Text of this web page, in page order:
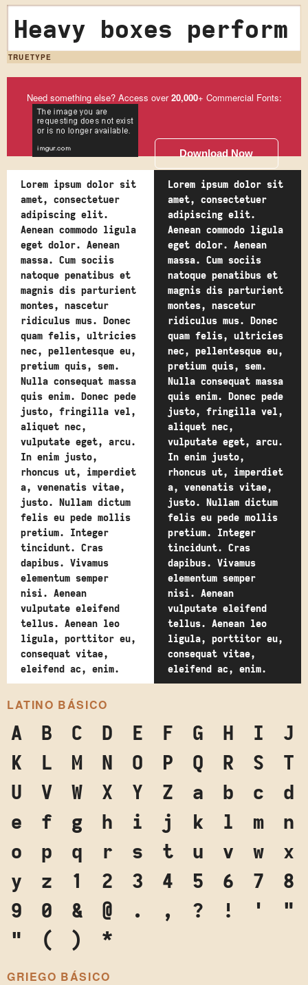
Heavy boxes
TRUETYPE
Need something else? Access over20,000+ Commercial Fonts:
Download Now
Lorem ipsum dolor sit
amet, consectetuer
adipiscing elit.
Aenean commodo ligula
eget dolor. Aenean
massa. Cum sociis
natoque penatibus et
magnis dis parturient
montes, nascetur
ridiculus mus. Donec
quam felis, ultricies
nec, pellentesque eu,
pretium quis, sem.
Nulla consequat massa
quis enim. Donec pede
justo, fringilla vel,
aliquet nec,
vulputate eget, arcu.
In enim justo,
rhoncus ut, imperdiet
a, venenatis vitae,
justo. Nullam dictum
felis eu pede mollis
pretium. Integer
tincidunt. Cras
dapibus. Vivamus
elementum semper
nisi. Aenean
vulputate eleifend
tellus. Aenean leo
ligula, porttitor eu,
consequat vitae,
eleifend ac, enim.
Lorem ipsum dolor sit
amet, consectetuer
adipiscing elit.
Aenean commodo ligula
eget dolor. Aenean
massa. Cum sociis
natoque penatibus et
magnis dis parturient
montes, nascetur
ridiculus mus. Donec
quam felis, ultricies
nec, pellentesque eu,
pretium quis, sem.
Nulla consequat massa
quis enim. Donec pede
justo, fringilla vel,
aliquet nec,
vulputate eget, arcu.
In enim justo,
rhoncus ut, imperdiet
a, venenatis vitae,
justo. Nullam dictum
felis eu pede mollis
pretium. Integer
tincidunt. Cras
dapibus. Vivamus
elementum semper
nisi. Aenean
vulputate eleifend
tellus. Aenean leo
ligula, porttitor eu,
consequat vitae,
eleifend ac, enim.
LATINO BÁSICO
A B C D E F G H I
J
K
L M N O P Q R S
T
U
V W X Y Z a b c
d
e
f g h i j k l m
n
o
p q r s t u v w
x
y
z 1 2 3 4 5 6 7
8
9
0 & @ . , ? ! '
"
"
( ) *
GRIEGO BÁSICO